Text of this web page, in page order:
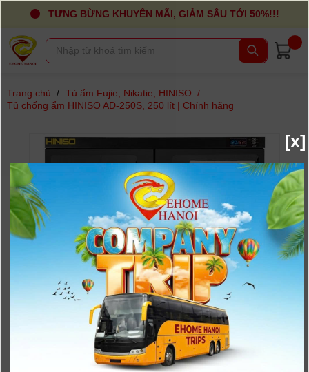
TƯNG BỪNG KHUYẾN MÃI, GIẢM SÂU TỚI 50%!!!
Trang chủ / Tủ ẩm Fujie, Nikatie, HINISO /
Tủ chống ẩm HINISO AD-250S, 250 lít | Chính hãng
[x]